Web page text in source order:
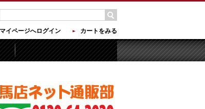
マイページへログイン カートをみる